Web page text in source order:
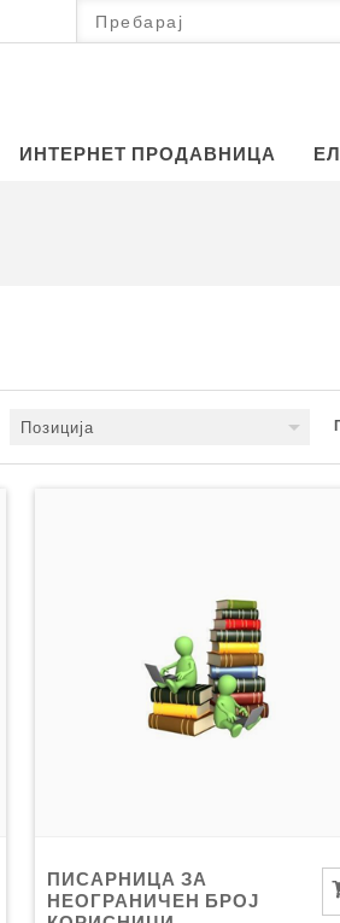
ИНТЕРНЕТ ПРОДАВНИЦА
Позиција
ПИСАРНИЦА ЗА
НЕОГРАНИЧЕН БРОЈ